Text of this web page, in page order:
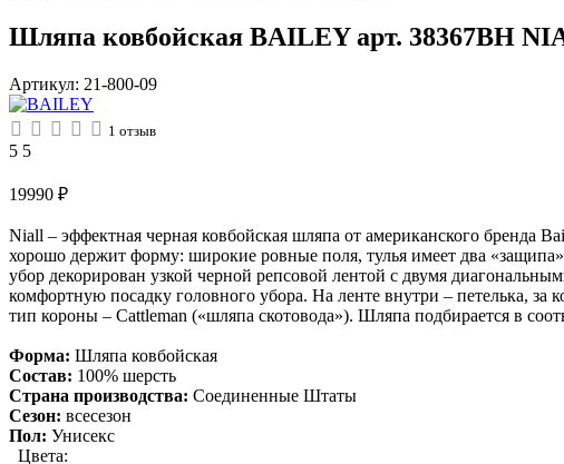
Шляпа ковбойская BAILEY арт. 38367BH
Артикул: 21-800-09
1 отзыв
5 5
19990 ₽
Niall – эффектная черная ковбойская шляпа от американского бренда
хорошо держит форму: широкие ровные поля, тулья имеет два
убор декорирован узкой черной репсовой лентой с двумя
комфортную посадку головного убора. На ленте внутри – петелька,
тип короны – Cattleman («шляпа скотовода»). Шляпа подбирается в
Форма: Шляпа ковбойская
Состав: 100% шерсть
Страна производства: Соединенные Штаты
Сезон: всесезон
Пол: Унисекс
Цвета: